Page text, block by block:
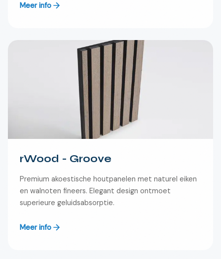
Meer info
rWood - Groove
Premium akoestische houtpanelen met naturel eiken
en walnoten fineers. Elegant design ontmoet
superieure geluidsabsorptie.
Meer info